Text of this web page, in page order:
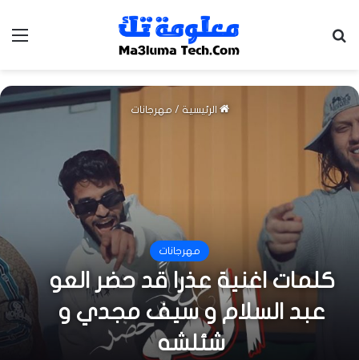
الرئيسية / مهرجانات
مهرجانات
كلمات اغنية عذرا قد حضر العو
عبد السلام و سيف مجدي و
شئلشه